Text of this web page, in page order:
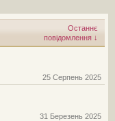
Останнє
повідомлення ↓
25 Серпень 2025
31 Березень 2025